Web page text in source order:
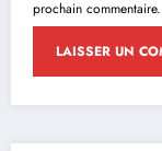
prochain commentaire.